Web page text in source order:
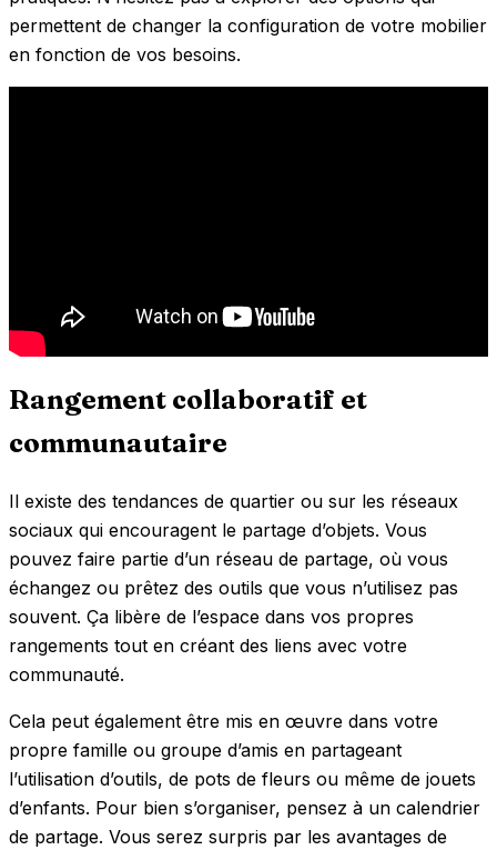
permettent de changer la configuration de votre mobilier
en fonction de vos besoins.
Rangement collaboratif et
communautaire
Il existe des tendances de quartier ou sur les réseaux
sociaux qui encouragent le partage d’objets. Vous
pouvez faire partie d’un réseau de partage, où vous
échangez ou prêtez des outils que vous n’utilisez pas
souvent. Ça libère de l’espace dans vos propres
rangements tout en créant des liens avec votre
communauté.
Cela peut également être mis en œuvre dans votre
propre famille ou groupe d’amis en partageant
l’utilisation d’outils, de pots de fleurs ou même de jouets
d’enfants. Pour bien s’organiser, pensez à un calendrier
de partage. Vous serez surpris par les avantages de